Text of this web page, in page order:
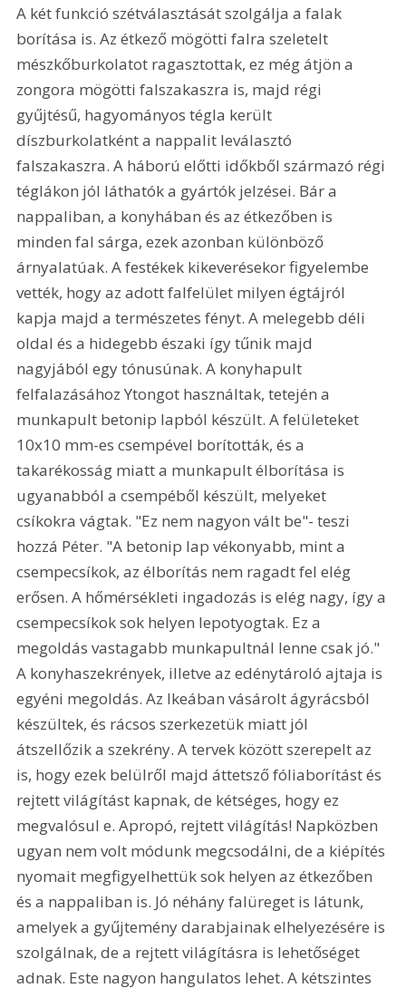
A két funkció szétválasztását szolgálja a falak
borítása is. Az étkező mögötti falra szeletelt
mészkőburkolatot ragasztottak, ez még átjön a
zongora mögötti falszakaszra is, majd régi
gyűjtésű, hagyományos tégla került
díszburkolatként a nappalit leválasztó
falszakaszra. A háború előtti időkből származó régi
téglákon jól láthatók a gyártók jelzései. Bár a
nappaliban, a konyhában és az étkezőben is
minden fal sárga, ezek azonban különböző
árnyalatúak. A festékek kikeverésekor figyelembe
vették, hogy az adott falfelület milyen égtájról
kapja majd a természetes fényt. A melegebb déli
oldal és a hidegebb északi így tűnik majd
nagyjából egy tónusúnak. A konyhapult
felfalazásához Ytongot használtak, tetején a
munkapult betonip lapból készült. A felületeket
10x10 mm-es csempével borították, és a
takarékosság miatt a munkapult élborítása is
ugyanabból a csempéből készült, melyeket
csíkokra vágtak. "Ez nem nagyon vált be"- teszi
hozzá Péter. "A betonip lap vékonyabb, mint a
csempecsíkok, az élborítás nem ragadt fel elég
erősen. A hőmérsékleti ingadozás is elég nagy, így a
csempecsíkok sok helyen lepotyogtak. Ez a
megoldás vastagabb munkapultnál lenne csak jó."
A konyhaszekrények, illetve az edénytároló ajtaja is
egyéni megoldás. Az Ikeában vásárolt ágyrácsból
készültek, és rácsos szerkezetük miatt jól
átszellőzik a szekrény. A tervek között szerepelt az
is, hogy ezek belülről majd áttetsző fóliaborítást és
rejtett világítást kapnak, de kétséges, hogy ez
megvalósul e. Apropó, rejtett világítás! Napközben
ugyan nem volt módunk megcsodálni, de a kiépítés
nyomait megfigyelhettük sok helyen az étkezőben
és a nappaliban is. Jó néhány falüreget is látunk,
amelyek a gyűjtemény darabjainak elhelyezésére is
szolgálnak, de a rejtett világításra is lehetőséget
adnak. Este nagyon hangulatos lehet. A kétszintes